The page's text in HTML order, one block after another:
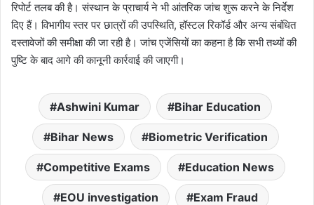
रिपोर्ट तलब की है। संस्थान के प्राचार्य ने भी आंतरिक जांच शुरू करने के निर्देश
दिए हैं। विभागीय स्तर पर छात्रों की उपस्थिति, हॉस्टल रिकॉर्ड और अन्य संबंधित
दस्तावेजों की समीक्षा की जा रही है। जांच एजेंसियों का कहना है कि सभी तथ्यों की
पुष्टि के बाद आगे की कानूनी कार्रवाई की जाएगी।
Ashwini Kumar Bihar Education
Bihar News Biometric Verification
Competitive Exams Education News
EOU investigation Exam Fraud